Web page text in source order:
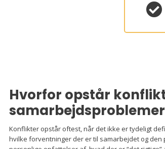

Hvorfor opstår
Konflikter opstår oftest, når det ikke er tydeligt
hvilke forventninger der er til samarbejdet og